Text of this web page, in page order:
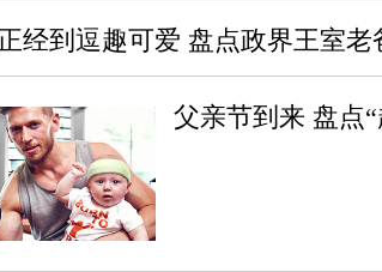
经到逗趣可爱 盘点政界王室
父亲节到来 盘点